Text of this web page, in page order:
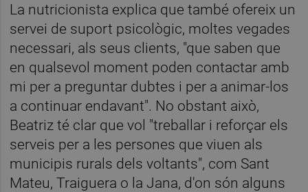
La nutricionista explica que també ofereix un
servei de suport psicològic, moltes vegades
necessari, als seus clients, "que saben que
en qualsevol moment poden contactar amb
mi per a preguntar dubtes i per a animar-los
a continuar endavant". No obstant això,
Beatriz té clar que vol "treballar i reforçar els
serveis per a les persones que viuen als
municipis rurals dels voltants", com Sant
Mateu, Traiguera o la Jana, d'on són alguns